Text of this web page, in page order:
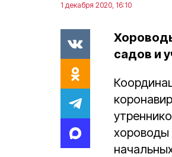
1 декабря 2020, 16:10
садов и
хороводы